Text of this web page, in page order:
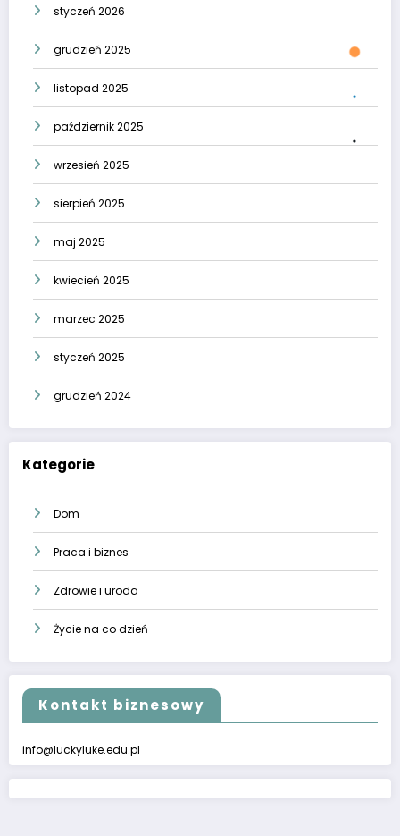
styczeń 2026
grudzień 2025
listopad 2025
październik 2025
wrzesień 2025
sierpień 2025
maj 2025
kwiecień 2025
marzec 2025
styczeń 2025
grudzień 2024
Kategorie
Dom
Praca i biznes
Zdrowie i uroda
Życie na co dzień
Kontakt biznesowy
info@luckyluke.edu.pl